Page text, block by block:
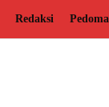
Redaksi